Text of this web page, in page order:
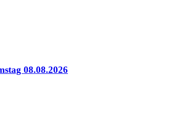
08.08.2026